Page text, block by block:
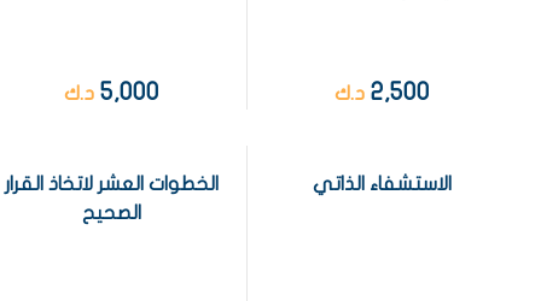
2,500 د.ك 5,000 د.ك
الاستشفاء الذاتي
الخطوات العشر لاتخاذ القرار
الصحيح